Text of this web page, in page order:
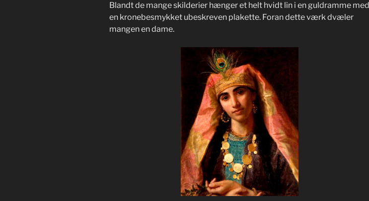
Blandt de mange skilderier hænger et helt hvidt lin i en guldramme med
en kronebesmykket ubeskreven plakette. Foran dette værk dvæler
mangen en dame.